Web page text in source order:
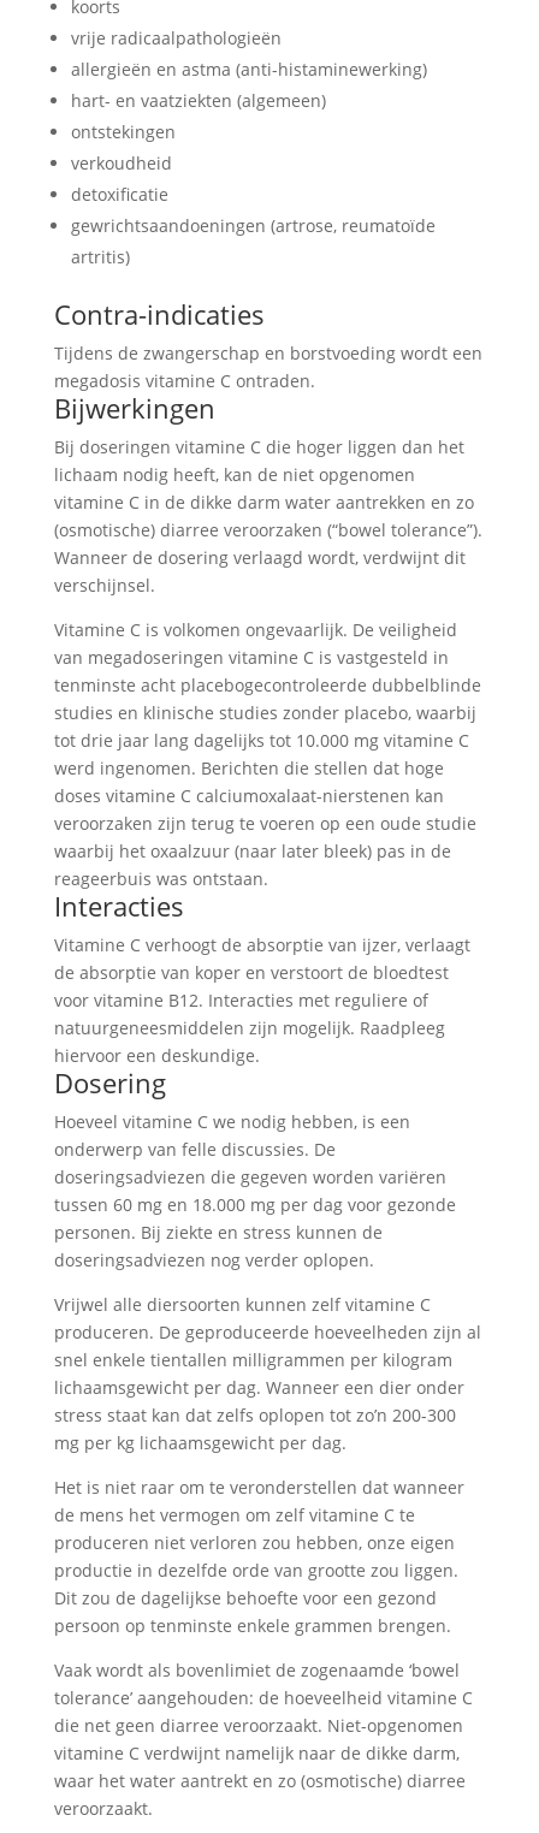
koorts
vrije radicaalpathologieën
allergieën en astma (anti-histaminewerking)
hart- en vaatziekten (algemeen)
ontstekingen
verkoudheid
detoxificatie
gewrichtsaandoeningen (artrose, reumatoïde
artritis)
Contra-indicaties
Tijdens de zwangerschap en borstvoeding wordt een
megadosis vitamine C ontraden.
Bijwerkingen
Bij doseringen vitamine C die hoger liggen dan het
lichaam nodig heeft, kan de niet opgenomen
vitamine C in de dikke darm water aantrekken en zo
(osmotische) diarree veroorzaken (“bowel tolerance”).
Wanneer de dosering verlaagd wordt, verdwijnt dit
verschijnsel.
Vitamine C is volkomen ongevaarlijk. De veiligheid
van megadoseringen vitamine C is vastgesteld in
tenminste acht placebogecontroleerde dubbelblinde
studies en klinische studies zonder placebo, waarbij
tot drie jaar lang dagelijks tot 10.000 mg vitamine C
werd ingenomen. Berichten die stellen dat hoge
doses vitamine C calciumoxalaat-nierstenen kan
veroorzaken zijn terug te voeren op een oude studie
waarbij het oxaalzuur (naar later bleek) pas in de
reageerbuis was ontstaan.
Interacties
Vitamine C verhoogt de absorptie van ijzer, verlaagt
de absorptie van koper en verstoort de bloedtest
voor vitamine B12. Interacties met reguliere of
natuurgeneesmiddelen zijn mogelijk. Raadpleeg
hiervoor een deskundige.
Dosering
Hoeveel vitamine C we nodig hebben, is een
onderwerp van felle discussies. De
doseringsadviezen die gegeven worden variëren
tussen 60 mg en 18.000 mg per dag voor gezonde
personen. Bij ziekte en stress kunnen de
doseringsadviezen nog verder oplopen.
Vrijwel alle diersoorten kunnen zelf vitamine C
produceren. De geproduceerde hoeveelheden zijn al
snel enkele tientallen milligrammen per kilogram
lichaamsgewicht per dag. Wanneer een dier onder
stress staat kan dat zelfs oplopen tot zo’n 200-300
mg per kg lichaamsgewicht per dag.
Het is niet raar om te veronderstellen dat wanneer
de mens het vermogen om zelf vitamine C te
produceren niet verloren zou hebben, onze eigen
productie in dezelfde orde van grootte zou liggen.
Dit zou de dagelijkse behoefte voor een gezond
persoon op tenminste enkele grammen brengen.
Vaak wordt als bovenlimiet de zogenaamde ‘bowel
tolerance’ aangehouden: de hoeveelheid vitamine C
die net geen diarree veroorzaakt. Niet-opgenomen
vitamine C verdwijnt namelijk naar de dikke darm,
waar het water aantrekt en zo (osmotische) diarree
veroorzaakt.